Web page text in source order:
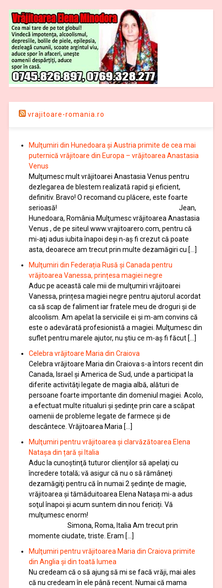
vrajitoare-romania.ro
Mulţumiri din Hunedoara și Austria primite de cea mai
puternică vrăjitoare din Europa – vrăjitoarea Anastasia
Venus
Mulţumesc mult vrăjitoarei Anastasia Venus pentru
dezlegarea de blestem realizată rapid și eficient,
definitiv. Bravo! O recomand cu plăcere, este foarte
serioasă! Jean,
Hunedoara, România Mulţumesc vrăjitoarea Anastasia
Venus , de pe siteul www.vrajitoarero.com, pentru că
mi-aţi adus iubita înapoi deşi n-aş fi crezut că poate
asta, deoarece am trecut prin multe dezamăgiri cu […]
Mulţumiri din Federația Rusă și Canada pentru
vrăjitoarea Vanessa, prințesa magiei negre
Aduc pe această cale mii de mulţumiri vrăjitoarei
Vanessa, prințesa magiei negre pentru ajutorul acordat
ca să scap de faliment iar fratele meu de droguri și de
alcoolism. Am apelat la serviciile ei şi m-am convins că
este o adevărată profesionistă a magiei. Mulţumesc din
suflet pentru marele ajutor, nu știu ce m-aș fi făcut […]
Celebra vrăjitoare Maria din Craiova
Celebra vrăjitoare Maria din Craiova s-a întors recent din
Canada, Israel şi America de Sud, unde a participat la
diferite activităţi legate de magia albă, alături de
persoane foarte importante din domeniul magiei. Acolo,
a efectuat multe ritualuri şi şedinţe prin care a scăpat
oamenii de probleme legate de farmece şi de
descântece. Vrăjitoarea Maria […]
Mulţumiri pentru vrăjitoarea și clarvăzătoarea Elena
Natașa din țară și Italia
Aduc la cunoştinţă tuturor clienţilor să apelaţi cu
încredere totală; vă asigur că nu o să rămâneţi
dezamăgiţi pentru că în numai 2 şedinţe de magie,
vrăjitoarea și tămăduitoarea Elena Natașa mi-a adus
soţul înapoi și acum suntem din nou fericiți. Vă
mulţumesc enorm!
Simona, Roma, Italia Am trecut prin
momente ciudate, triste. Eram […]
Mulţumiri pentru vrăjitoarea Maria din Craiova primite
din Anglia și din toată lumea
Nu credeam că o să ajung să mi se facă vrăji, mai ales
că nu credeam în ele până recent. Numai că mama